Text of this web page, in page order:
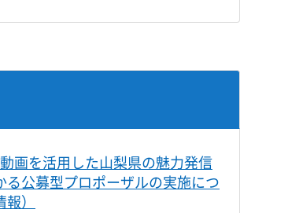
画を活用した山梨県の魅力発信
る公募型プロポーザルの実施につ
）